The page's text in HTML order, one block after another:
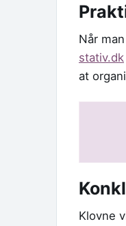
Når
stativ.dk
at
Klovne